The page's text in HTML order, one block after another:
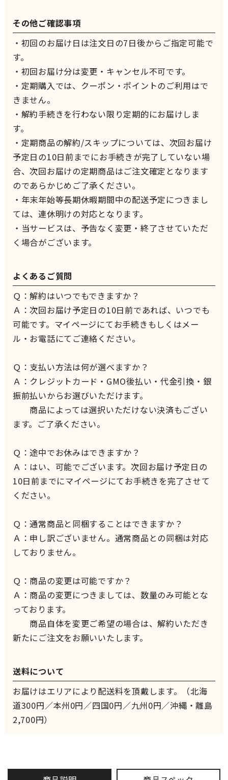
その他ご確認事項
・初回のお届け日は注文日の7日後からご指定可能で
す。
・初回お届け分は変更・キャンセル不可です。
・定期購入では、クーポン・ポイントのご利用はで
きません。
・解約手続きを行わない限り定期的にお届けしま
す。
・定期商品の解約/スキップについては、次回お届け
予定日の10日前までにお手続きが完了していない場
合、次回お届けの定期商品はご注文確定となります
のであらかじめご了承ください。
・年末年始等長期休暇期間中の配送予定につきまし
ては、連休明けの対応となります。
・当サービスは、予告なく変更・終了させていただ
く場合がございます。
よくあるご質問
Ｑ：解約はいつでもできますか？
Ａ：次回お届け予定日の10日前であれば、いつでも
可能です。マイページにてお手続きもしくはメー
ル・お電話にてご連絡ください。
Ｑ：支払い方法は何が選べますか？
Ａ：クレジットカード・GMO後払い・代金引換・銀
振前払いからお選びいただけます。
商品によっては選択いただけない決済もござい
ます。ご了承ください。
Ｑ：途中でお休みはできますか？
Ａ：はい、可能でございます。次回お届け予定日の
10日前までにマイページにてお手続きを完了させて
ください。
Ｑ：通常商品と同梱することはできますか？
Ａ：申し訳ございません。通常商品との同梱は対応
しておりません。
Ｑ：商品の変更は可能ですか？
Ａ：商品の変更につきましては、数量のみ可能とな
っております。
商品自体を変更ご希望の場合は、解約いただき
新たにご注文をお願いいたします。
送料について
お届けはエリアにより配送料を頂戴します。（北海
道300円／本州0円／四国0円／九州0円／沖縄・離島
2,700円）